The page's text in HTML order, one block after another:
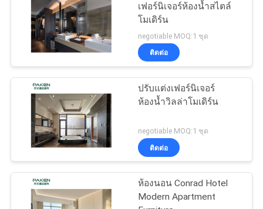
ควบคุม
คุณภาพ
ติดต่อ
ขอ
เฟอร์นิเจอร์ห้องน้ำสไตล์
โมเดิร์น
negotiable MOQ:1 ชุด
ติดต่อ
ปรับแต่งเฟอร์นิเจอร์
ห้องน้ำวิลล่าโมเดิร์น
negotiable MOQ:1 ชุด
ติดต่อ
ห้องนอน Conrad Hotel
Modern Apartment